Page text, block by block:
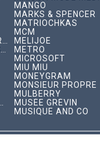
MANGO
MARKS & SPENCER
MATRIOCHKAS
MCM
MELIJOE
METRO
MICROSOFT
MIU MIU
MONEYGRAM
MONSIEUR PROPRE
MULBERRY
MUSÉE GRÉVIN
MUSIQUE AND CO